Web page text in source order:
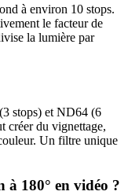
à environ 10 stops.
le facteur de
la lumière par
stops) et ND64 (6
créer du vignettage,
Un filtre unique
à 180° en vidéo ?